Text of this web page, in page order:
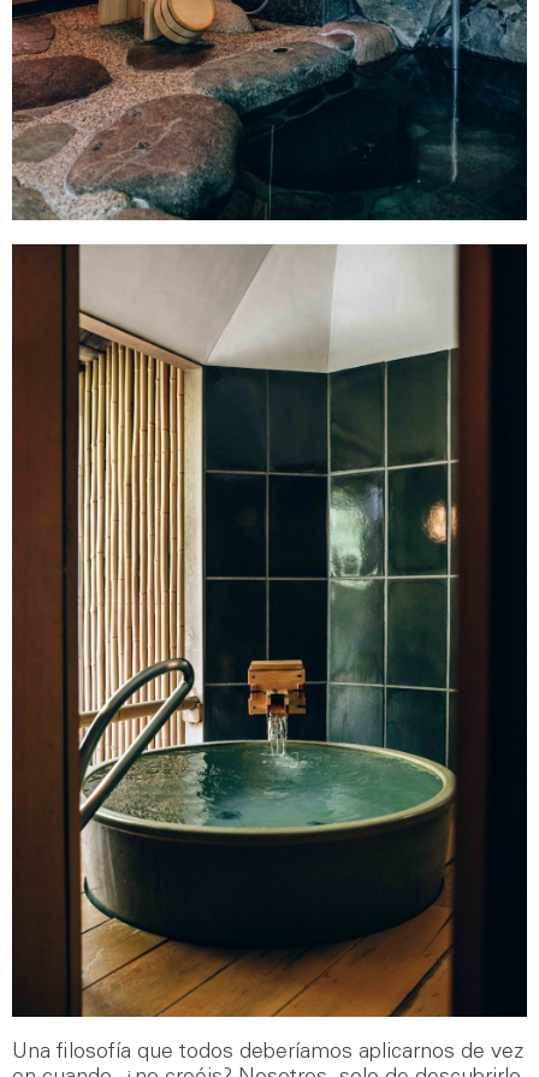
Una filosofía que todos deberíamos aplicarnos de vez